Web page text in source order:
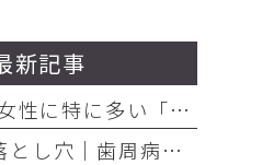
新記事
40代・50代女性に特に多い「お口の悩み」3選
成人矯正の落とし穴｜歯周病放置で歯が抜けた